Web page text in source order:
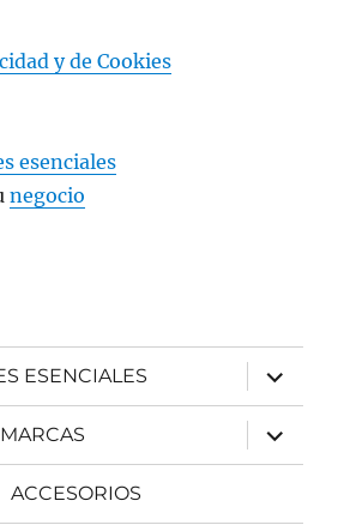
yde Cookies
esenciales
negocio
ESENCIALES
expande
el
menú
inferior
MARCAS
expande
el
menú
ACCESORIOS